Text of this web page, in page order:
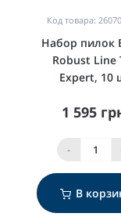
Код товара:
Набор пилок
Robust Line
Expert, 10
1 595
-
В